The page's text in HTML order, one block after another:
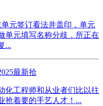
元签订看法并盖印，单元
单元填写名称分歧，所正在
...
最新拾
化工程师和从业者们比以往
抢着要的手艺人才！...